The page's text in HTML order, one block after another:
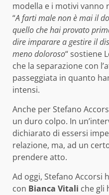
modella e i motivi vanno
“A farti male non è mai il
quello che hai provato
dire imparare a gestire il
meno doloroso“ sostiene
che la separazione con
passeggiata in quanto
intensi.
Anche per Stefano
un duro colpo. In
dichiarato di essersi
relazione, ma, ad un
prendere atto.
Ad oggi, Stefano
con Bianca Vitali che gli